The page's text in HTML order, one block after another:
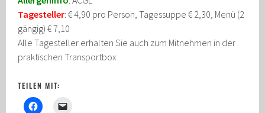
Tagesteller: € 4,90 pro Person, Tagessuppe € 2,30, Menü (2
gängig) € 7,10
Alle Tagesteller erhalten Sie auch zum Mitnehmen in der
praktischen Transportbox
TEILEN MIT: